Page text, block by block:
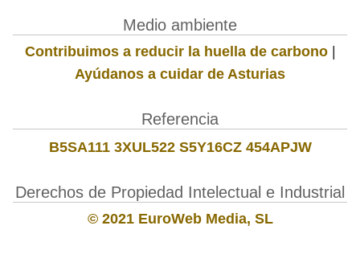
Medio ambiente
Contribuimos a reducir la huella de carbono|
Ayúdanos a cuidar de Asturias
Referencia
B5SA111 3XUL522 S5Y16CZ 454APJW
Derechos de Propiedad Intelectual e Industrial
© 2021 EuroWeb Media, SL